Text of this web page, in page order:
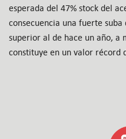
esperada del 47% stock del
consecuencia una fuerte
superior al de hace un año, a
constituye en un valor récord